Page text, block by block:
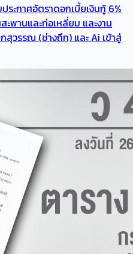
ะกาศอัตราดอกเบี้ยเงินกู้ 6%
ะพานและท่อเหลี่ยม และงาน
วรรณ (ช่างถึก) และ Ai เข้าสู่